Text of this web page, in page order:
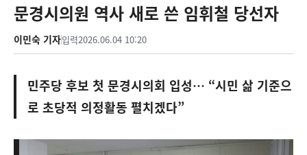
문경시의원 역사 새로 쓴 임휘철 당선자
이민숙 기자입력2026.06.04 10:20
민주당 후보 첫 문경시의회 입성… “시민 삶 기준으
로 초당적 의정활동 펼치겠다”